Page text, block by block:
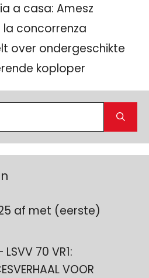
a casa: Amesz
concorrenza
over ondergeschikte
koploper
af met (eerste)
LSVV 70 VR1:
VOOR